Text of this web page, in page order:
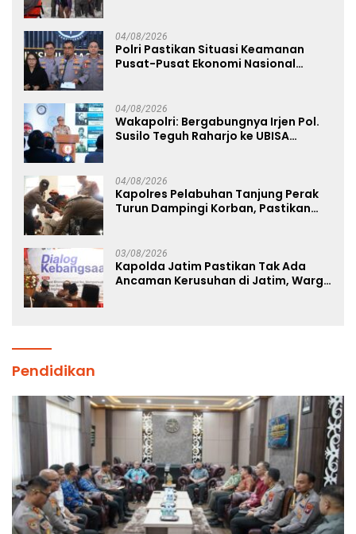
04/08/2026
Polri Pastikan Situasi Keamanan
Pusat-Pusat Ekonomi Nasional
04/08/2026
Wakapolri: Bergabungnya Irjen Pol.
Susilo Teguh Raharjo ke UBISA
04/08/2026
Kapolres Pelabuhan Tanjung Perak
Turun Dampingi Korban, Pastikan
03/08/2026
Kapolda Jatim Pastikan Tak Ada
Ancaman Kerusuhan di Jatim, Warga
Pendidikan